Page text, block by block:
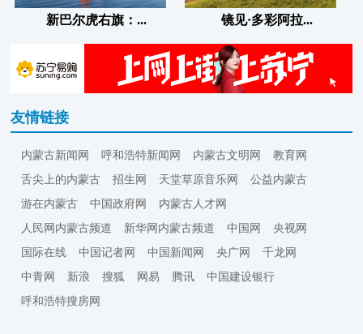
新巴尔虎右旗：... 镜见·多彩阿拉...
友情链接
内蒙古新闻网 呼和浩特新闻网 内蒙古文明网
教育网
舌尖上的内蒙古
招生网 天堂草原音乐网
公益内蒙古
游在内蒙古
中国政府网
内蒙古人才网
人民网内蒙古频道
新华网内蒙古频道 中国网
央视网
国际在线
中国记者网 中国新闻网 央广网
千龙网
中青网
新浪 搜狐 网易 腾讯
中国建设银行
呼和浩特搜房网